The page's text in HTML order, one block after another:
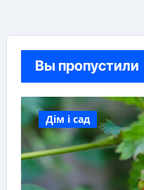
Вы пропустили
Дім і сад